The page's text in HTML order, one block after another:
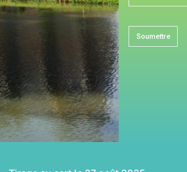
Soumettre